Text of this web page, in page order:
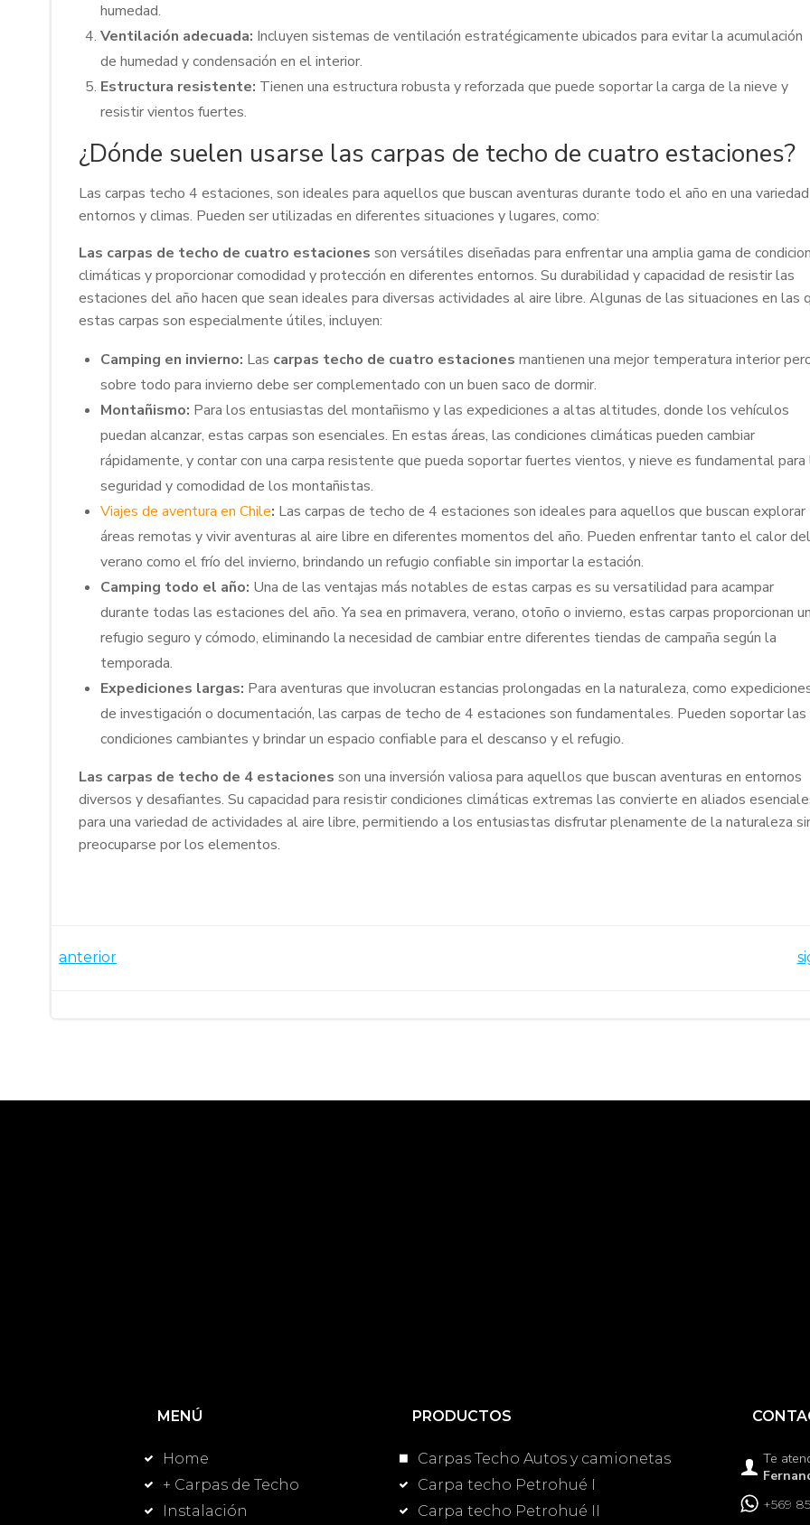
humedad.
Ventilación adecuada: Incluyen sistemas de ventilación estratégicamente ubicados para evitar la acumulación
de humedad y condensación en el interior.
Estructura resistente: Tienen una estructura robusta y reforzada que puede soportar la carga de la nieve y
resistir vientos fuertes.
¿Dónde suelen usarse las carpas de techo de cuatro estaciones?
Las carpas techo 4 estaciones, son ideales para aquellos que buscan aventuras durante todo el año en una
entornos y climas. Pueden ser utilizadas en diferentes situaciones y lugares, como:
Las carpas de techo de cuatro estaciones son versátiles diseñadas para enfrentar una amplia gama de
climáticas y proporcionar comodidad y protección en diferentes entornos. Su durabilidad y capacidad de resistir las
estaciones del año hacen que sean ideales para diversas actividades al aire libre. Algunas de las situaciones en las
estas carpas son especialmente útiles, incluyen:
Camping en invierno: Las carpas techo de cuatro estaciones mantienen una mejor temperatura interior
sobre todo para invierno debe ser complementado con un buen saco de dormir.
Montañismo: Para los entusiastas del montañismo y las expediciones a altas altitudes, donde los vehículos
puedan alcanzar, estas carpas son esenciales. En estas áreas, las condiciones climáticas pueden cambiar
rápidamente, y contar con una carpa resistente que pueda soportar fuertes vientos, y nieve es fundamental para
seguridad y comodidad de los montañistas.
Viajes de aventura en Chile: Las carpas de techo de 4 estaciones son ideales para aquellos que buscan explorar
áreas remotas y vivir aventuras al aire libre en diferentes momentos del año. Pueden enfrentar tanto el calor del
verano como el frío del invierno, brindando un refugio confiable sin importar la estación.
Camping todo el año: Una de las ventajas más notables de estas carpas es su versatilidad para acampar
durante todas las estaciones del año. Ya sea en primavera, verano, otoño o invierno, estas carpas proporcionan un
refugio seguro y cómodo, eliminando la necesidad de cambiar entre diferentes tiendas de campaña según la
temporada.
Expediciones largas: Para aventuras que involucran estancias prolongadas en la naturaleza, como
de investigación o documentación, las carpas de techo de 4 estaciones son fundamentales. Pueden soportar las
condiciones cambiantes y brindar un espacio confiable para el descanso y el refugio.
Las carpas de techo de 4 estaciones son una inversión valiosa para aquellos que buscan aventuras en entornos
diversos y desafiantes. Su capacidad para resistir condiciones climáticas extremas las convierte en aliados
para una variedad de actividades al aire libre, permitiendo a los entusiastas disfrutar plenamente de la naturaleza
preocuparse por los elementos.
Navegación
anterior
MENÚ
Home
+ Carpas de Techo
Instalación
PRODUCTOS
Carpas Techo Autos y camionetas
Carpa techo Petrohué I
Carpa techo Petrohué II
Te
+569